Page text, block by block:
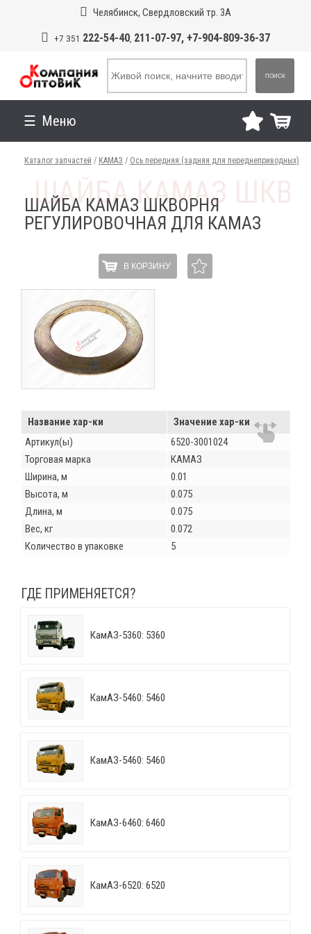
Челябинск, Свердловский тр. 3А
+7 351 222-54-40, 211-07-97, +7-904-809-36-37
ПОИСК
Меню
Каталог запчастей / КАМАЗ / Ось передняя (задняя для переднеприводных)
ШАЙБА КАМАЗ ШКВОРНЯ
РЕГУЛИРОВОЧНАЯ ДЛЯ КАМАЗ
В КОРЗИНУ
Название хар-ки
Значение хар-ки
Артикул(ы)
6520-3001024
Торговая марка
КАМАЗ
Ширина, м
0.01
Высота, м
0.075
Длина, м
0.075
Вес, кг
0.072
Количество в упаковке
5
ГДЕ ПРИМЕНЯЕТСЯ?
КамАЗ-5360: 5360
КамАЗ-5460: 5460
КамАЗ-5460: 5460
КамАЗ-6460: 6460
КамАЗ-6520: 6520